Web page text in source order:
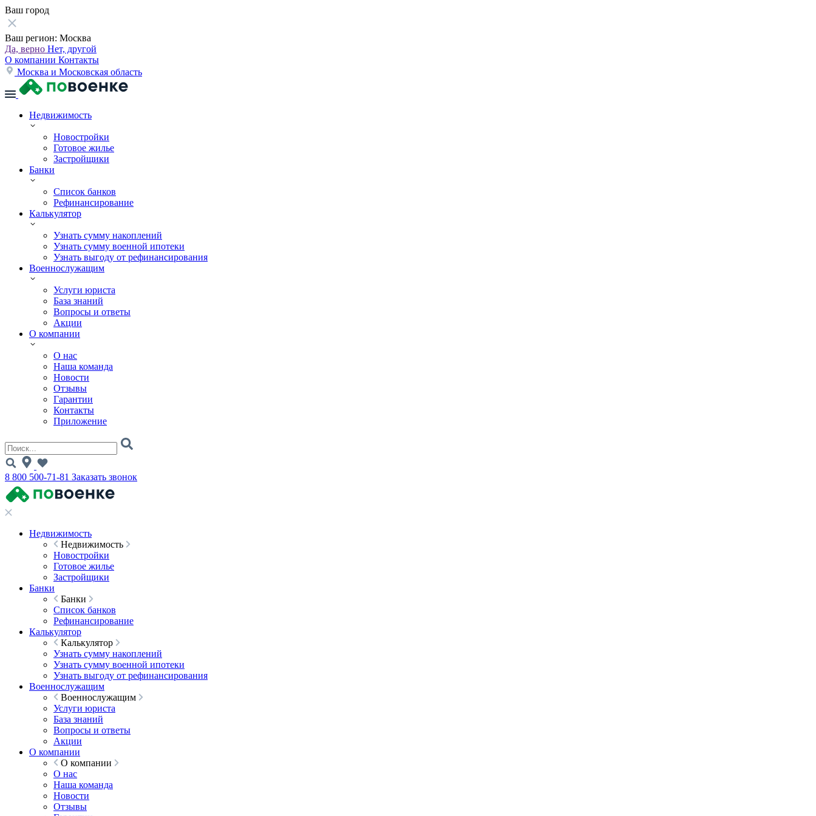
Ваш город
Ваш регион: Москва
Да, верно Нет, другой
О компании Контакты
Москва и Московская область
Недвижимость
Новостройки
Готовое жилье
Застройщики
Банки
Список банков
Рефинансирование
Калькулятор
Узнать сумму накоплений
Узнать сумму военной ипотеки
Узнать выгоду от рефинансирования
Военнослужащим
Услуги юриста
База знаний
Вопросы и ответы
Акции
О компании
О нас
Наша команда
Новости
Отзывы
Гарантии
Контакты
Приложение
8 800 500-71-81 Заказать звонок
Недвижимость
Недвижимость
Новостройки
Готовое жилье
Застройщики
Банки
Банки
Список банков
Рефинансирование
Калькулятор
Калькулятор
Узнать сумму накоплений
Узнать сумму военной ипотеки
Узнать выгоду от рефинансирования
Военнослужащим
Военнослужащим
Услуги юриста
База знаний
Вопросы и ответы
Акции
О компании
О компании
О нас
Наша команда
Новости
Отзывы